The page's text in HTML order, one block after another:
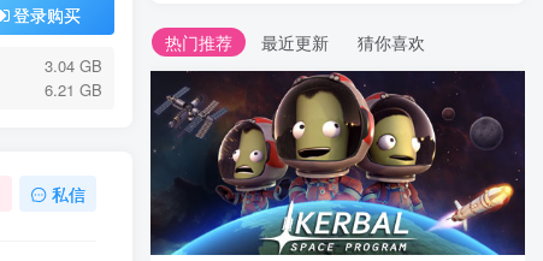
登录购买
3.04 GB
6.21 GB
私信
热门推荐 最近更新 猜你喜欢